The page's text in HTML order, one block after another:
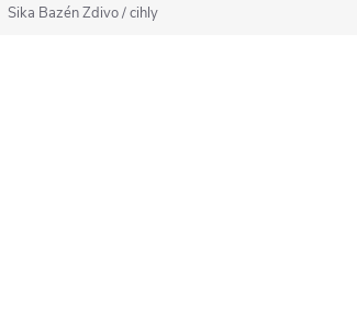
Sika Bazén Zdivo / cihly